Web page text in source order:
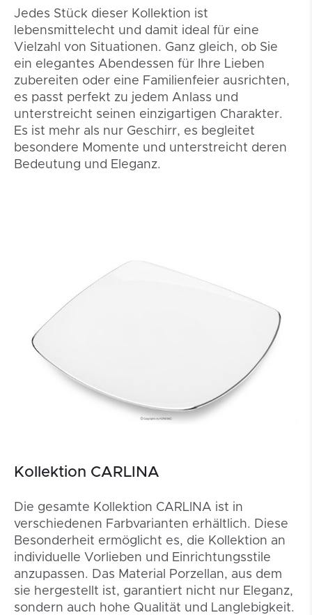
Jedes Stück dieser Kollektion ist
lebensmittelecht und damit ideal für eine
Vielzahl von Situationen. Ganz gleich, ob Sie
ein elegantes Abendessen für Ihre Lieben
zubereiten oder eine Familienfeier ausrichten,
es passt perfekt zu jedem Anlass und
unterstreicht seinen einzigartigen Charakter.
Es ist mehr als nur Geschirr, es begleitet
besondere Momente und unterstreicht deren
Bedeutung und Eleganz.
Kollektion CARLINA
Die gesamte Kollektion CARLINA ist in
verschiedenen Farbvarianten erhältlich. Diese
Besonderheit ermöglicht es, die Kollektion an
individuelle Vorlieben und Einrichtungsstile
anzupassen. Das Material Porzellan, aus dem
sie hergestellt ist, garantiert nicht nur Eleganz,
sondern auch hohe Qualität und Langlebigkeit.